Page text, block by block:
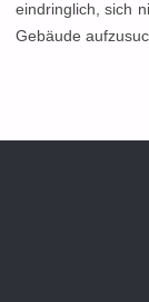
eindringlich, sich
Gebäude